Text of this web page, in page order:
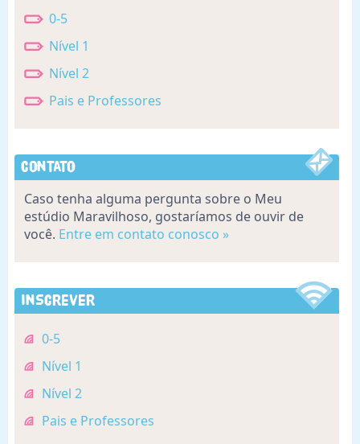
0-5
Nível 1
Nível 2
Pais e Professores
Contato
Caso tenha alguma pergunta sobre o Meu
estúdio Maravilhoso, gostaríamos de ouvir de
você. Entre em contato conosco »
Inscrever
0-5
Nível 1
Nível 2
Pais e Professores